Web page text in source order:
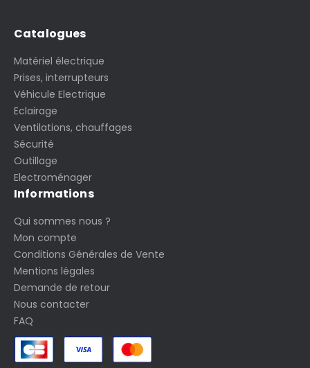
Catalogues
Matériel électrique
Prises, interrupteurs
Véhicule Electrique
Eclairage
Ventilations, chauffages
Sécurité
Outillage
Electroménager
Informations
Qui sommes nous ?
Mon compte
Conditions Générales de Vente
Mentions légales
Demande de retour
Nous contacter
FAQ